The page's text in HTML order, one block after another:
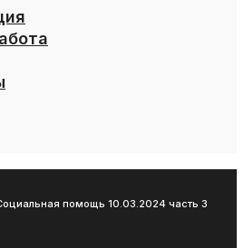
помощь 10.03.2024 часть 3